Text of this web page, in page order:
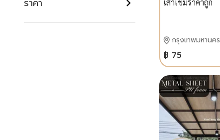
เสาเข็มราคาถูก
กรุงเทพมหานคร
฿ 75
ราคา